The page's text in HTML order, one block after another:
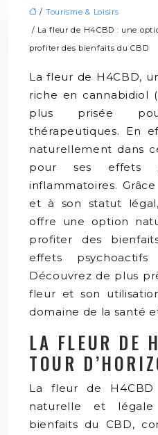
/ Tourisme & Loisirs
/ La fleur de H4CBD : une
profiter des bienfaits du CBD
La fleur de H4CBD,
riche en cannabidiol
plus prisée
thérapeutiques. En
naturellement dans
pour ses effets
inflammatoires.
et à son statut
offre une option
profiter des
effets
Découvrez de plus
fleur et son
domaine de la santé
LA FLEUR DE
TOUR
La fleur de
naturelle et
bienfaits du CBD,